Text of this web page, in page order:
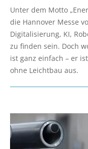
03-
12
Unter dem Motto
die Hannover Messe
Digitalisierung, KI,
zu finden sein. Doch
ist ganz einfach – er
ohne Leichtbau aus.